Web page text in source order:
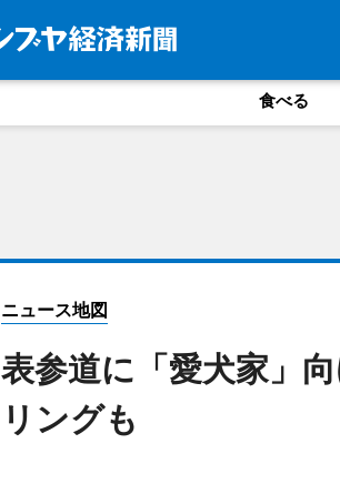
食べる
ニュース地図
表参道に「愛犬家」
リングも